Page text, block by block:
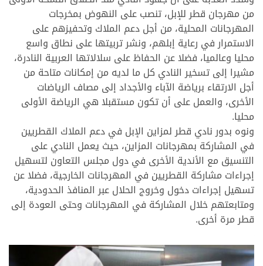
من مهرجان قطر للإبل، تنصب على النهوض بمخرجات
المهرجانات المحلية، من أجل دعم الملاك وتحفيزهم على
الاستمرار في رعاية إبلهم، ونشر تربيتها على نطاق واسع
محليا وعالميا، فضلا عن الحفاظ على سلالاتها العربية النادرة،
مشيرا إلى تسخير النادي كل ما لديه من إمكانات متاحة من
أجل الارتقاء برياضة الآباء والأجداد إلى مصاف الرياضات
الأخرى، والعمل على أن تكون مستقبلا هي الرياضة الأولى
محليا.
ونوه بدور نادي قطر لمزاين الإبل في دعم الملاك القطريين
في المشاركة بمهرجانات المزاين، حيث يعمل النادي على
التنسيق مع الأندية الأخرى في دول مجلس التعاون لتسهيل
إجراءات مشاركة القطريين في المهرجانات الخارجية، فضلا عن
تسهيل إجراءات دخول وخروج الحلال عبر المنافذ الحدودية،
ومتابعتهم خلال المشاركة في المهرجانات وحتى العودة إلى
قطر مرة أخرى.